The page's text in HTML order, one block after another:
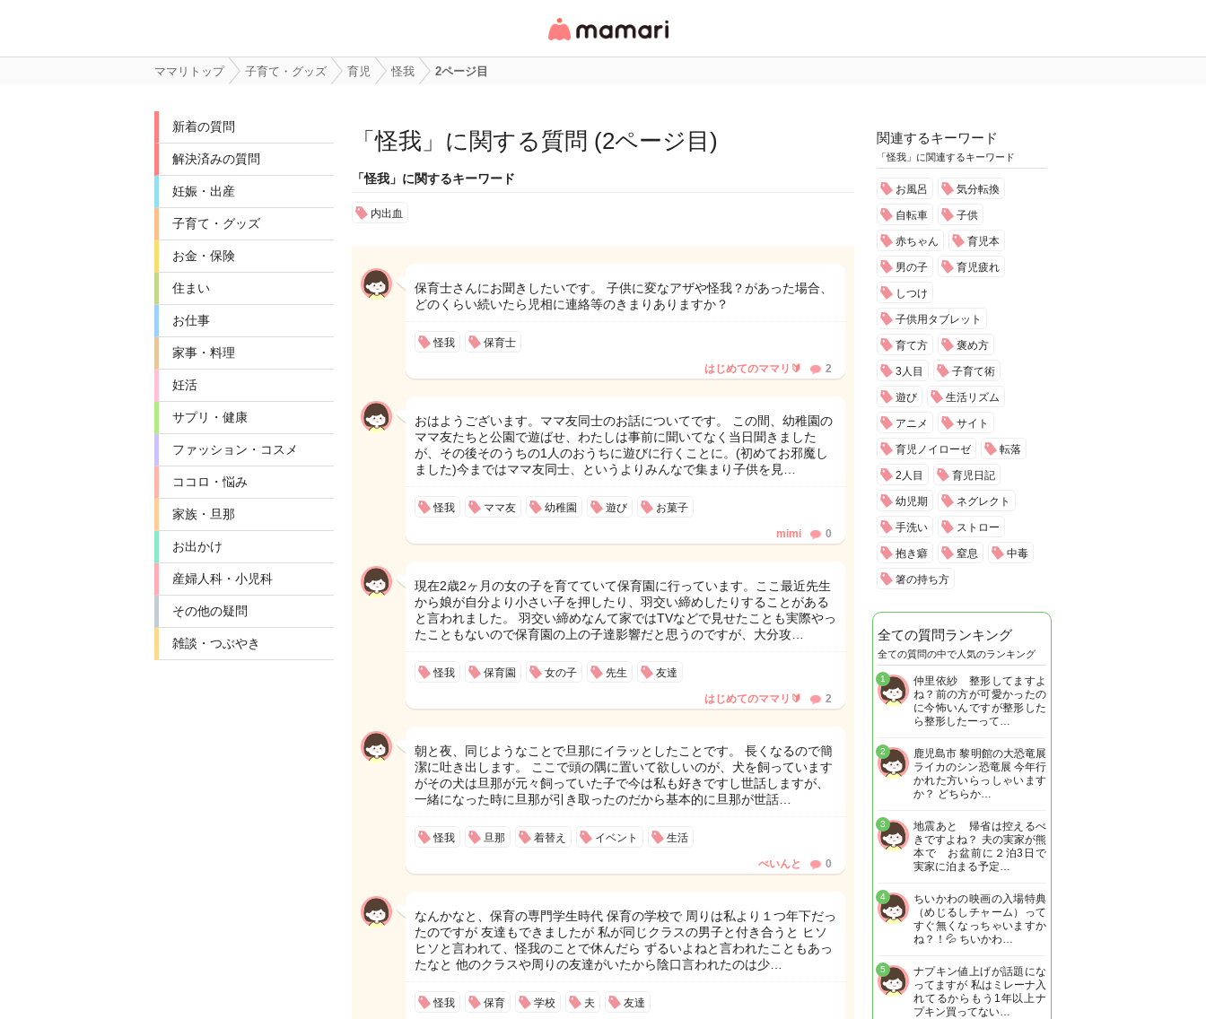
リ・情報サイト
ママリトップ 子育て・グッズ 育児 怪我 2ページ目
新着の質問
解決済みの質問
妊娠・出産
子育て・グッズ
お金・保険
住まい
お仕事
家事・料理
妊活
サプリ・健康
ファッション・コスメ
ココロ・悩み
家族・旦那
お出かけ
産婦人科・小児科
その他の疑問
雑談・つぶやき
「怪我 」に関する質問 (2ページ目)
「怪我」に関するキーワード
内出血
保育士さんにお聞きしたいです。 子供に変なアザや怪我？があった場合、
どのくらい続いたら児相に連絡等のきまりありますか？
怪我 保育士
はじめてのママリ🔰 2
おはようございます。ママ友同士のお話についてです。 この間、幼稚園の
ママ友たちと公園で遊ばせ、わたしは事前に聞いてなく当日聞きました
が、その後そのうちの1人のおうちに遊びに行くことに。(初めてお邪魔し
ました)今まではママ友同士、というよりみんなで集まり子供を見…
怪我 ママ友 幼稚園 遊び お菓子
mimi 0
現在2歳2ヶ月の女の子を育てていて保育園に行っています。ここ最近先生
から娘が自分より小さい子を押したり、羽交い締めしたりすることがある
と言われました。 羽交い締めなんて家ではTVなどで見せたことも実際やっ
たこともないので保育園の上の子達影響だと思うのですが、大分攻…
怪我 保育園 女の子 先生 友達
はじめてのママリ🔰 2
朝と夜、同じようなことで旦那にイラッとしたことです。 長くなるので簡
潔に吐き出します。 ここで頭の隅に置いて欲しいのが、犬を飼っています
がその犬は旦那が元々飼っていた子で今は私も好きですし世話しますが、
一緒になった時に旦那が引き取ったのだから基本的に旦那が世話…
怪我 旦那 着替え イベント 生活
ぺいんと 0
なんかなと、保育の専門学生時代 保育の学校で 周りは私より１つ年下だっ
たのですが 友達もできましたが 私が同じクラスの男子と付き合うと ヒソ
ヒソと言われて、怪我のことで休んだら ずるいよねと言われたこともあっ
たなと 他のクラスや周りの友達がいたから陰口言われたのは少…
怪我 保育 学校 夫 友達
関連するキーワード
「怪我」に関連するキーワード
お風呂 気分転換
自転車 子供
赤ちゃん 育児本
男の子 育児疲れ
しつけ
子供用タブレット
育て方 褒め方
3人目 子育て術
遊び 生活リズム
アニメ サイト
育児ノイローゼ 転落
2人目 育児日記
幼児期 ネグレクト
手洗い ストロー
抱き癖 窒息 中毒
箸の持ち方
全ての質問ランキング
全ての質問の中で人気のランキング
仲里依紗 整形してますよ
ね？前の方が可愛かったの
に今怖いんですが整形した
ら整形したーって…
1
鹿児島市 黎明館の大恐竜展
ライカのシン恐竜展 今年行
かれた方いらっしゃいます
か？ どちらか…
2
地震あと 帰省は控えるべ
きですよね？ 夫の実家が熊
本で お盆前に２泊3日で
実家に泊まる予定…
3
ちいかわの映画の入場特典
（めじるしチャーム）って
すぐ無くなっちゃいますか
ね？！💦 ちいかわ…
4
ナプキン値上げが話題にな
ってますが 私はミレーナ入
れてるからもう1年以上ナ
プキン買ってない…
5